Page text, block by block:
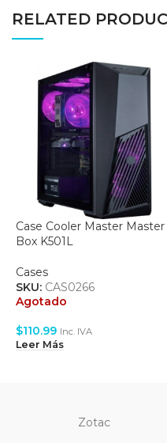
RELATED
Case Cooler Master Master
Box K501L
Cases
SKU: CAS0266
Agotado
$110.99 Inc. IVA
Leer Más
Zotac